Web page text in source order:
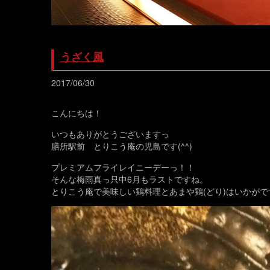
うざく風
2017/06/30
こんにちは！
いつもありがとうございますっ
膳所駅前 とりこう庵の児島です(^^)
プレミアムフライレイニーデーっ！！
そんな梅雨真っ只中6月もラストですね。
とりこう庵で美味しい鶏料理とあまや鶏(どり)はいかが